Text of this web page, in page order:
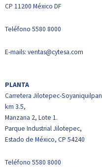
CP 11200 México DF
Teléfono 5580 8000
E-mails: ventas@cytesa.com
PLANTA
Carretera Jilotepec-Soyaniquilpan
km 3.5,
Manzana 2, Lote 1.
Parque Industrial Jilotepec,
Estado de México, CP 54240
Teléfono 5580 8000